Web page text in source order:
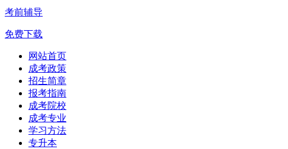
考前辅导
免费下载
网站首页
成考政策
招生简章
报考指南
成考院校
成考专业
学习方法
专升本